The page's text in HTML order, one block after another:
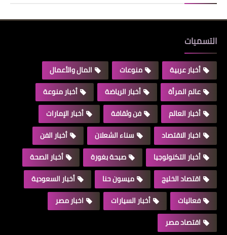
التسميات
أخبار عربية منوعات
المال والأعمال
عالم المرأة
أخبار الرياضة
أخبار منوعة
أخبار العالم
فن وثقافة
أخبار الإمارات
اخبار الاقتصاد
سناء الشعلان
أخبار الفن
أخبار التكنولوجيا
صبحة بغورة
أخبار الصحة
اقتصاد الخليج
ميسون حنا
أخبار السعودية
فعاليات
أخبار السيارات
اخبار مصر
اقتصاد مصر